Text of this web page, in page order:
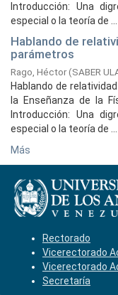
Introducción: Una
especial o la teoría de ...
Hablando de
parámetros
Rago, Héctor(SABER
Hablando de
la Enseñanza de la
Introducción: Una
especial o la teoría de ...
Más
Rectorado
Vicerectorado
Vicerectorado
Secretaría